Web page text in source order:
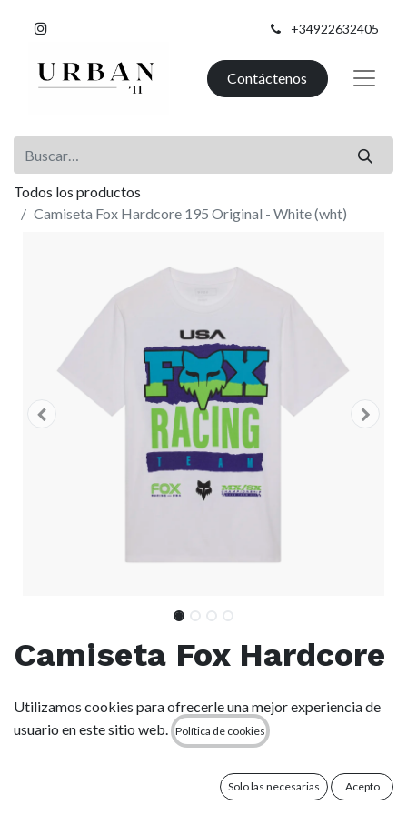
+34922632405
Contáctenos
Todos los productos
Camiseta Fox Hardcore 195 Original - White (wht)
Camiseta Fox Hardcore
195 Original - White
(wht)
Colección exclusiva que captura la energía de la cultura de las
Utilizamos cookies para ofrecerle una mejor experiencia de
usuario en este sitio web.
Política de cookies
Solo las necesarias Acepto